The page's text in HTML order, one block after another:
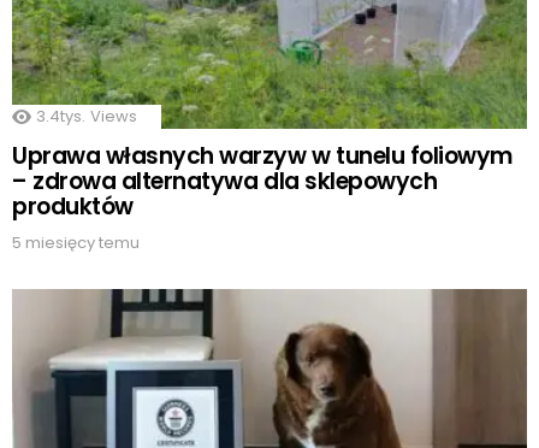
3.4tys. Views
Uprawa własnych warzyw w tunelu foliowym
– zdrowa alternatywa dla sklepowych
produktów
5 miesięcy temu